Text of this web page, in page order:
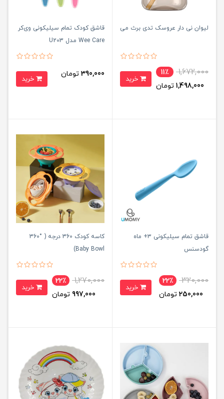
لیوان نی دار عروسک تدی برث می
1,672,000
11٪
1,498,000 تومان
قاشق کودک تمام سیلیکونی وی‌کر
Wee Care مدل U203
390,000 تومان
قاشق تمام سیلیکونی ۳+ ماه
گودسنس
320,000
22٪
250,000 تومان
کاسه کودک 360 درجه ( °360
Baby Bowl)
1,270,000
22٪
997,000 تومان